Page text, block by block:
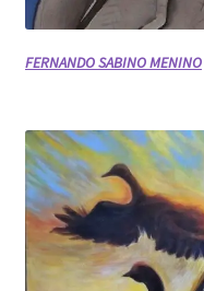
FERNANDO SABINO MENINO